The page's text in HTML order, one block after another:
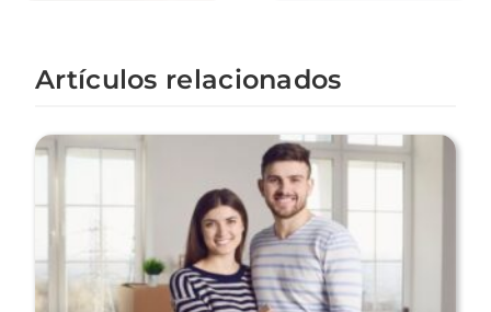
Artículos relacionados